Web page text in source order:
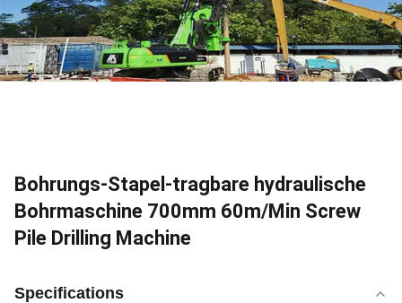
Bohrungs-Stapel-tragbare hydraulische
Bohrmaschine 700mm 60m/Min Screw
Pile Drilling Machine
Specifications